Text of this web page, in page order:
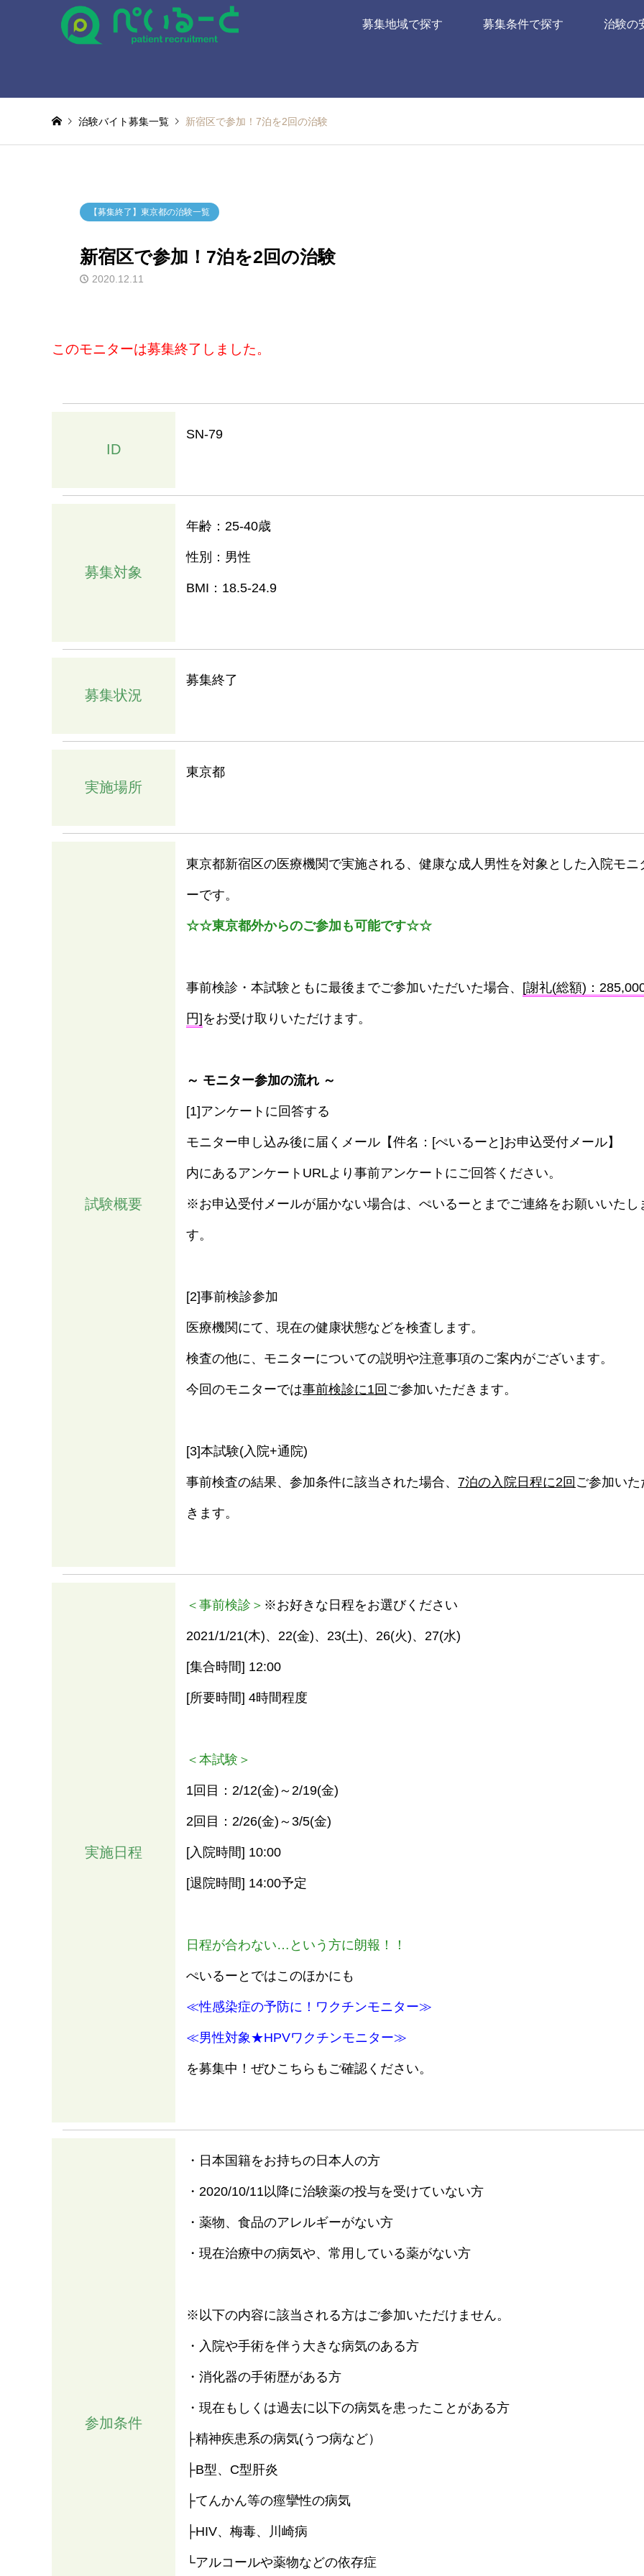
募集地域で探す 募集条件で探す 治験の
治験バイト募集一覧 新宿区で参加！7泊を2回の治験
【募集終了】東京都の治験一覧
新宿区で参加！7泊を2回の治験
2020.12.11
このモニターは募集終了しました。
ID
SN-79
募集対象
年齢：25-40歳
性別：男性
BMI：18.5-24.9
募集状況
募集終了
実施場所
東京都
試験概要
東京都新宿区の医療機関で実施される、健康な成人男性を対象とした入院モニ
ーです。
☆☆東京都外からのご参加も可能です☆☆
事前検診・本試験ともに最後までご参加いただいた場合、 [謝礼(総額)：
円] をお受け取りいただけます。
～ モニター参加の流れ ～
[1]アンケートに回答する
モニター申し込み後に届くメール【件名：[ぺいるーと]お申込受付メール】
内にあるアンケートURLより事前アンケートにご回答ください。
※お申込受付メールが届かない場合は、ぺいるーとまでご連絡をお願いいたし
す。
[2]事前検診参加
医療機関にて、現在の健康状態などを検査します。
検査の他に、モニターについての説明や注意事項のご案内がございます。
今回のモニターでは事前検診に1回 ご参加いただきます。
[3]本試験(入院+通院)
事前検査の結果、参加条件に該当された場合、 7泊の入院日程に2回 ご参加いた
きます。
実施日程
＜事前検診＞ ※お好きな日程をお選びください
2021/1/21(木)、22(金)、23(土)、26(火)、27(水)
[集合時間] 12:00
[所要時間] 4時間程度
＜本試験＞
1回目：2/12(金)～2/19(金)
2回目：2/26(金)～3/5(金)
[入院時間] 10:00
[退院時間] 14:00予定
日程が合わない…という方に朗報！！
ぺいるーとではこのほかにも
≪性感染症の予防に！ワクチンモニター≫
≪男性対象★HPVワクチンモニター≫
を募集中！ぜひこちらもご確認ください。
参加条件
・日本国籍をお持ちの日本人の方
・2020/10/11以降に治験薬の投与を受けていない⽅
・薬物、食品のアレルギーがない方
・現在治療中の病気や、常用している薬がない方
※以下の内容に該当される方はご参加いただけません。
・入院や手術を伴う大きな病気のある方
・消化器の手術歴がある方
・現在もしくは過去に以下の病気を患ったことがある方
├精神疾患系の病気(うつ病など）
├B型、C型肝炎
├てんかん等の痙攣性の病気
├HIV、梅毒、川崎病
└アルコールや薬物などの依存症